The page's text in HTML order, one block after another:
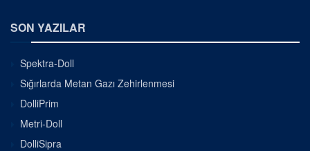
SON YAZILAR
Spektra-Doll
Sığırlarda Metan Gazı Zehirlenmesi
DolliPrim
Metri-Doll
DolliSipra